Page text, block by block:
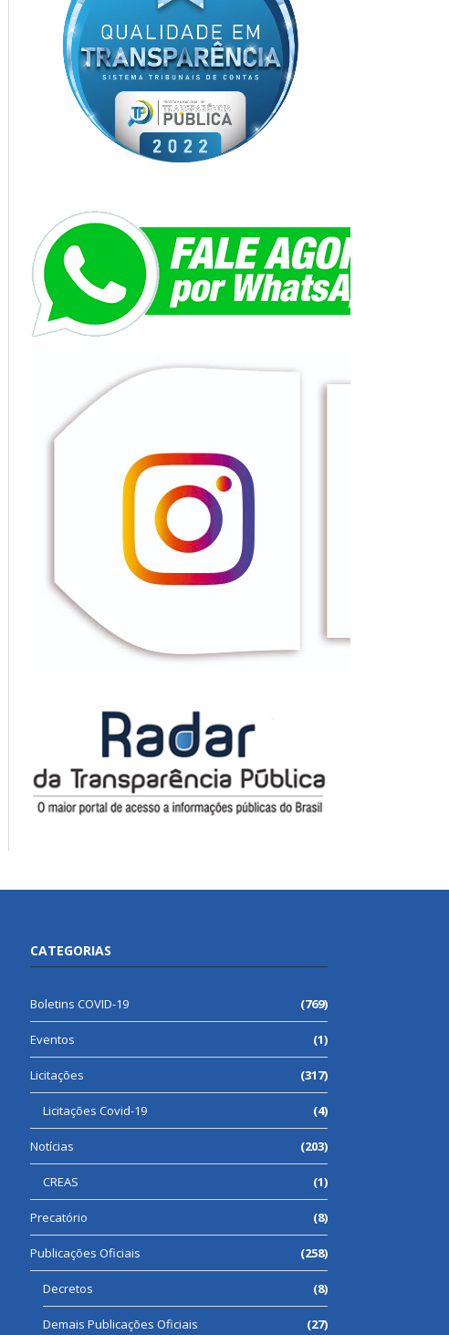
CATEGORIAS
Boletins COVID-19 (769)
Eventos (1)
Licitações (317)
Licitações Covid-19 (4)
Notícias (203)
CREAS (1)
Precatório (8)
Publicações Oficiais (258)
Decretos (8)
Demais Publicações Oficiais (27)